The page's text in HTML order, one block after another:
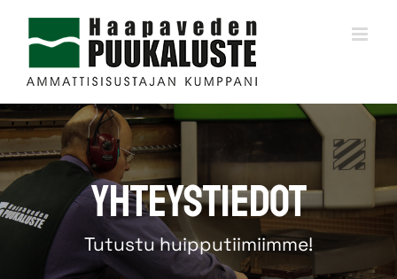
content
Yhteystiedot
Tutustu huipputiimiimme!